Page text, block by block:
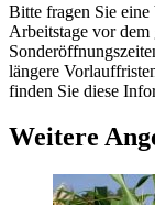
Bitte fragen Sie
Arbeitstage vor
längere
finden Sie diese
Weitere